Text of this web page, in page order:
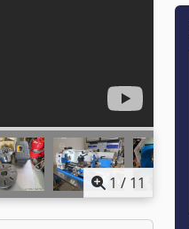
1 / 11